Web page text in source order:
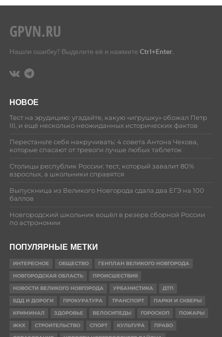
Нашли ошибку? Выделите её и нажмите Ctrl+Enter.
НОВОЕ
Тест на эрудицию: угадайте, какую «игрушку» обожал Петр
III, и ещё несколько неожиданных исторических фактов
Перестаньте себя накручивать: 4 совета Антона Чехова,
которые спасают от тревоги лучше любых таблеток
Столицы республик России: тест, который завалит 80%
взрослых, а школьники справятся
Выпускница из Великого Новгорода сдала два ЕГЭ на 100
баллов
Новгородский школьник вошёл в резерв сборной России
по астрономии
ПОПУЛЯРНЫЕ МЕТКИ
ИНТЕРЕСНОЕ ОБЩЕСТВО
ГЕНПЛАН ВЕЛИКОГО НОВГОРОДА
НОВГОРОДСКАЯ ОБЛАСТЬ
ПРОИСШЕСТВИЯ
НОВОСТИ ВЕЛИКОГО НОВГОРОДА
УРБАНИСТИКА
ДТП
БДД И ДОРОГИ
ПРОКУРАТУРА ТРАНСПОРТ
ПАРКИ И СКВЕРЫ
КРИМИНАЛ
ЗДОРОВЬЕ ВЕЛОСИПЕДЫ ГОРОСКОП
ПОЖАРЫ
ЖКХ
СТРОИТЕЛЬСТВО СПОРТ КУЛЬТУРА
ПРАВО